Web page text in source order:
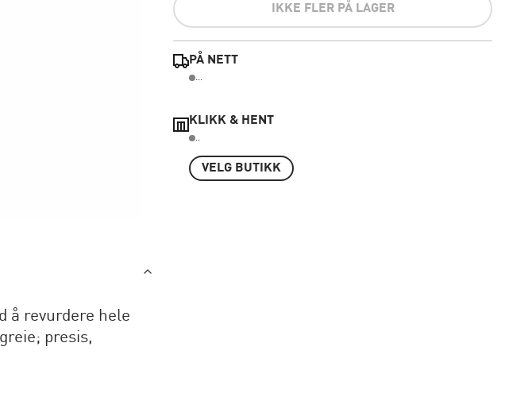
å revurdere hele
presis,
IKKE FLER PÅ LAGER
PÅ NETT
...
KLIKK & HENT
..
VELG BUTIKK